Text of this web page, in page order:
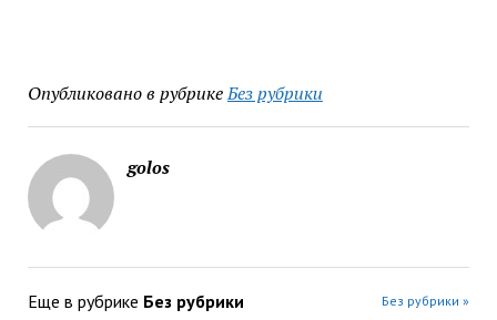
Опубликовано в рубрикеБез рубрики
golos
Еще в рубрике Без рубрики Без рубрики »